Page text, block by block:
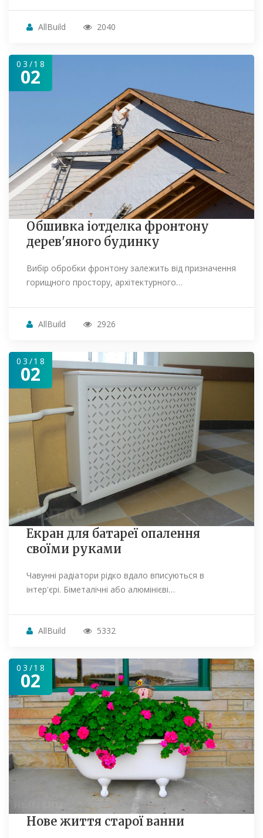
AllBuild 2040
03/18
02
Обшивка іотделка фронтону
дерев'яного будинку
Вибір обробки фронтону залежить від призначення
горищного простору, архітектурного…
AllBuild 2926
03/18
02
Екран для батареї опалення
своїми руками
Чавунні радіатори рідко вдало вписуються в
інтер'єрі. Біметалічні або алюмінієві…
AllBuild 5332
03/18
02
Нове життя старої ванни